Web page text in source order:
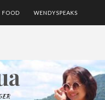
FOOD WENDYSPEAKS